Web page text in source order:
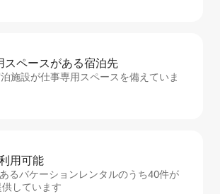
ス⁠ペ⁠ー⁠スがあ⁠る宿⁠泊⁠先
施設が仕事専用スペースを備えていま
用⁠可⁠能
るバケーションレンタルのうち40件が
しています